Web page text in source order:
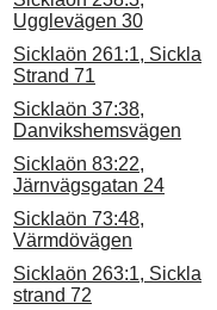
Ugglevägen 30
Sicklaön 261:1, Sickla
Strand 71
Sicklaön 37:38,
Danvikshemsvägen
Sicklaön 83:22,
Järnvägsgatan 24
Sicklaön 73:48,
Värmdövägen
Sicklaön 263:1, Sickla
strand 72